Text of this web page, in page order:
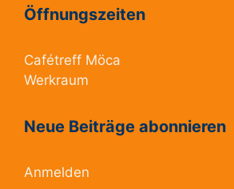
Öffnungszeiten
Cafétreff Möca
Werkraum
Neue Beiträge abonnieren
Anmelden